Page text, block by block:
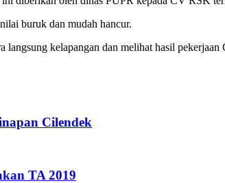
buruk dan mudah hancur.
kelapangan dan melihat hasil
Cilendek
TA 2019